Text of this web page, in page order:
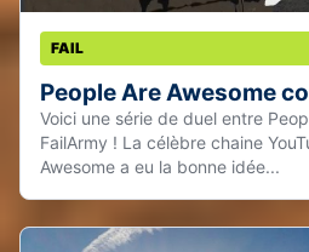
FAIL
People Are Awesome
Voici une série de duel entre
FailArmy ! La célèbre chaine
Awesome a eu la bonne idée...